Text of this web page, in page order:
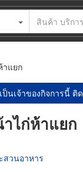
าแยก
นเจ้าของกิจการนี้ ติ
ไก่ห้าแยก
สวนอาหาร